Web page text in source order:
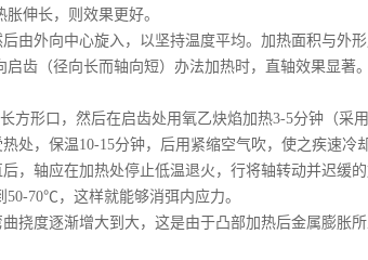
伸长，则效果更好。
由外向中心旋入，以坚持温度平均。加热面积与外
齿（径向长而轴向短）办法加热时，直轴效果显著
方形口，然后在启齿处用氧乙炔焰加热3-5分钟（采
处，保温10-15分钟，后用紧缩空气吹，使之疾速冷却
，轴应在加热处停止低温退火，行将轴转动并迟缓的
70℃，这样就能够消弭内应力。
挠度逐渐增大到大，这是由于凸部加热后金属膨胀